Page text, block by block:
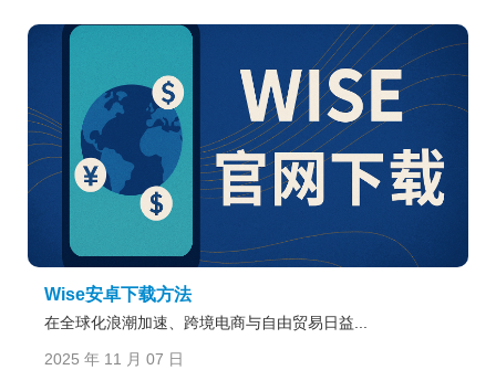
Wise安卓下载方法
在全球化浪潮加速、跨境电商与自由贸易日益...
2025 年 11 月 07 日